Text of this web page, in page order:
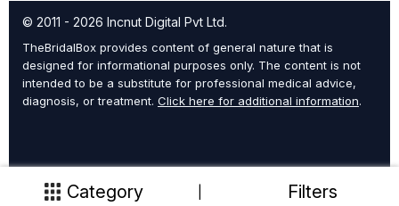
Category Filters
© 2011 - 2026 Incnut Digital Pvt Ltd.
TheBridalBox provides content of general nature that is
designed for informational purposes only. The content is not
intended to be a substitute for professional medical advice,
diagnosis, or treatment. Click here for additional information.